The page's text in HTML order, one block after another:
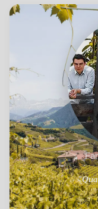
Geschmack ein
Gerbstoffe und
"Einzigartige Lage